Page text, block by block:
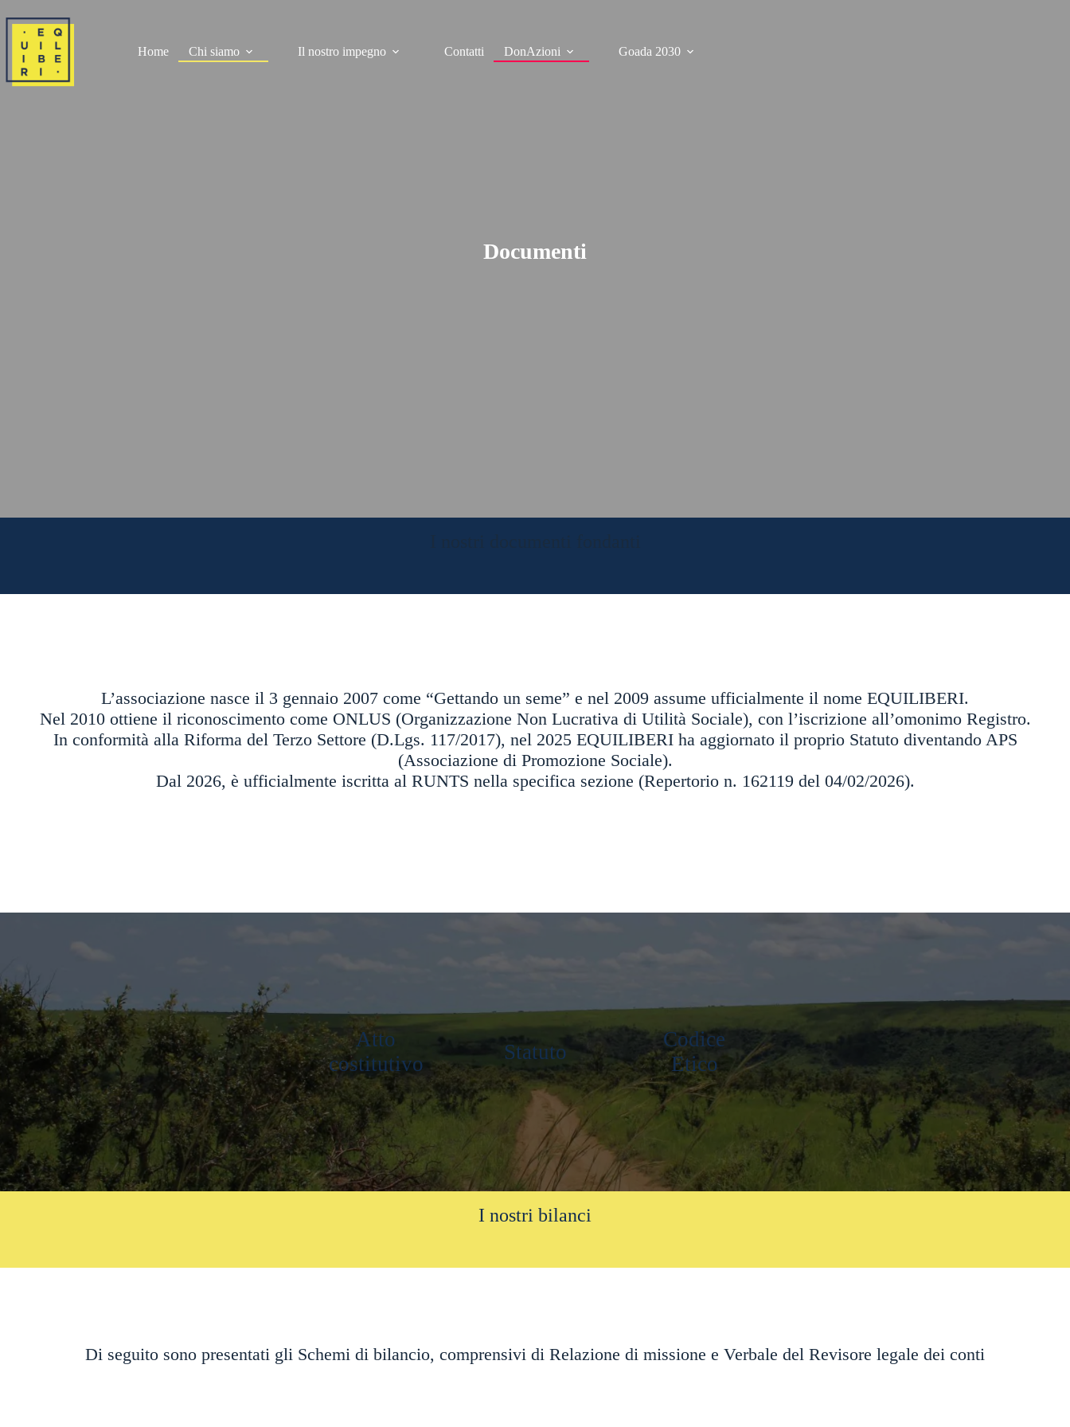
al
contenuto
Home
Chi siamo Il nostro impegno Contatti DonAzioni Goada 2030
Documenti
L’associazione nasce il 3 gennaio 2007 come “Gettando un seme” e nel 2009 assume ufficialmente il nome EQUILIBERI.
Nel 2010 ottiene il riconoscimento come ONLUS (Organizzazione Non Lucrativa di Utilità Sociale), con l’iscrizione all’omonimo Registro.
In conformità alla Riforma del Terzo Settore (D.Lgs. 117/2017), nel 2025 EQUILIBERI ha aggiornato il proprio Statuto diventando APS
(Associazione di Promozione Sociale).
Dal 2026, è ufficialmente iscritta al RUNTS nella specifica sezione (Repertorio n. 162119 del 04/02/2026).
Atto
costitutivo
Statuto
Codice
Etico
I nostri bilanci
Di seguito sono presentati gli Schemi di bilancio, comprensivi di Relazione di missione e Verbale del Revisore legale dei conti